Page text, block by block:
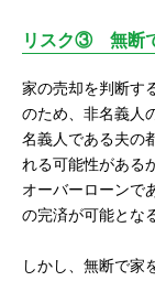
リスク③ 無断
家の売却を判断す
のため、非名義人
名義人である夫の
れる可能性がある
オーバーローンで
の完済が可能とな
しかし、無断で家